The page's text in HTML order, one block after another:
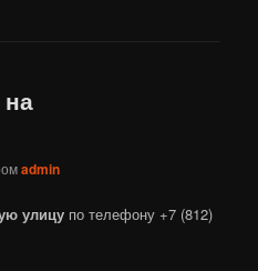
admin
улицу по телефону +7 (812)